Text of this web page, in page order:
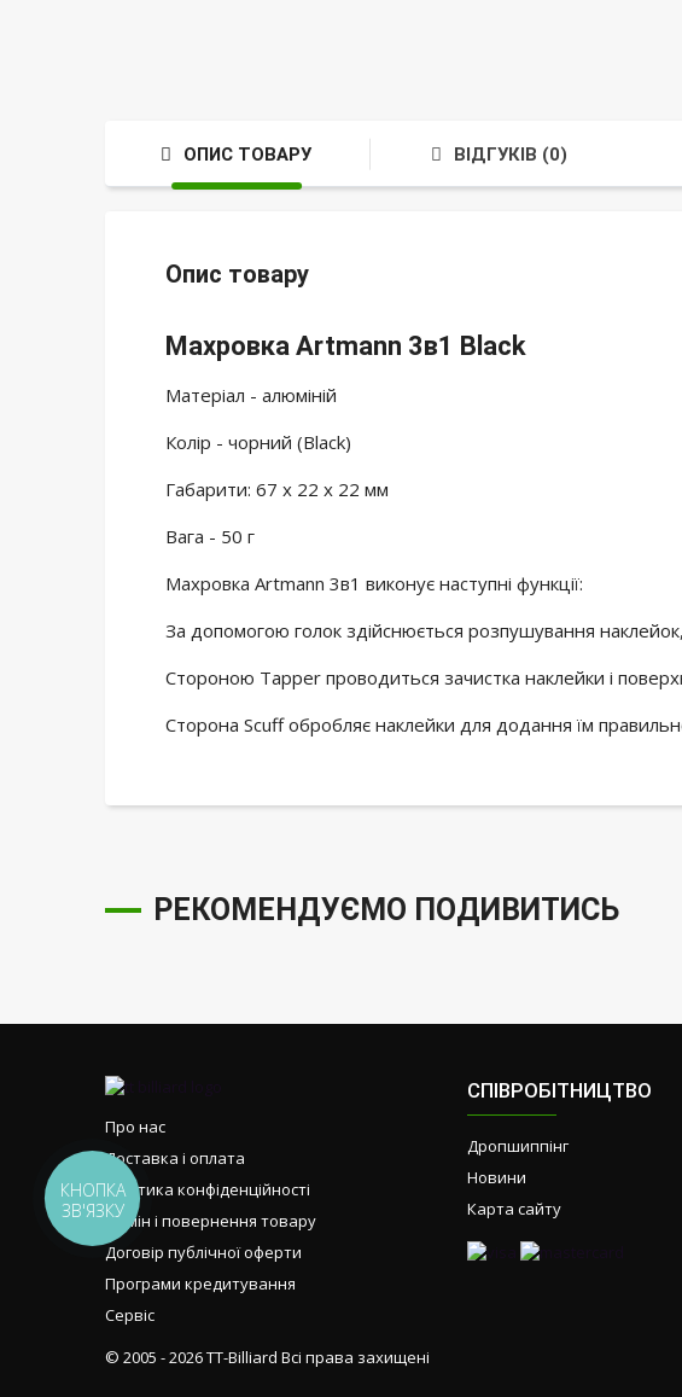
ОПИС ТОВАРУ ВІДГУКІВ (0)
Опис товару
Махровка Artmann 3в1 Black
Матеріал - алюміній
Колір - чорний (Black)
Габарити: 67 х 22 х 22 мм
Вага - 50 г
Махровка Artmann 3в1 виконує наступні функції:
За допомогою голок здійснюється розпушування
Стороною Tapper проводиться зачистка наклейки і
Сторона Scuff обробляє наклейки для додання їм
РЕКОМЕНДУЄМО ПОДИВИТИСЬ
Про нас
Доставка і оплата
Політика конфіденційності
Обмін і повернення товару
Договір публічної оферти
Програми кредитування
Сервіс
СПІВРОБІТНИЦТВО
Дропшиппінг
Новини
Карта сайту
© 2005 - 2026 TT-Billiard Всі права захищені
КНОПКА
ЗВ'ЯЗКУ